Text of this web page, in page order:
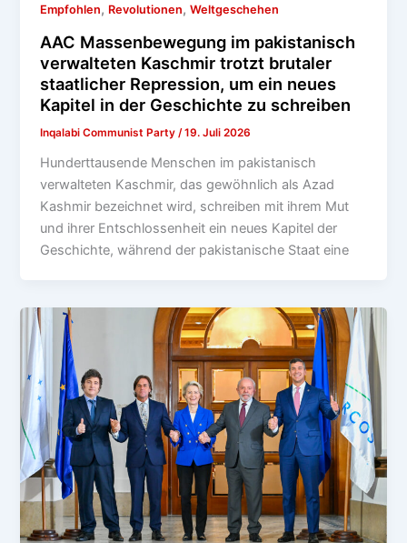
Empfohlen, Revolutionen,Weltgeschehen
AAC Massenbewegung im pakistanisch
verwalteten Kaschmir trotzt brutaler
staatlicher Repression, um ein neues
Kapitel in der Geschichte zu schreiben
Inqalabi Communist Party /19. Juli 2026
Hunderttausende Menschen im pakistanisch
verwalteten Kaschmir, das gewöhnlich als Azad
Kashmir bezeichnet wird, schreiben mit ihrem Mut
und ihrer Entschlossenheit ein neues Kapitel der
Geschichte, während der pakistanische Staat eine